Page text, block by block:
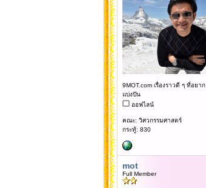
9MOT.com เรื่องราวดี ๆ ที่อยาก
แบ่งปัน
ออฟไลน์
คณะ: วิศวกรรมศาสตร์
กระทู้: 830
mot
Full Member